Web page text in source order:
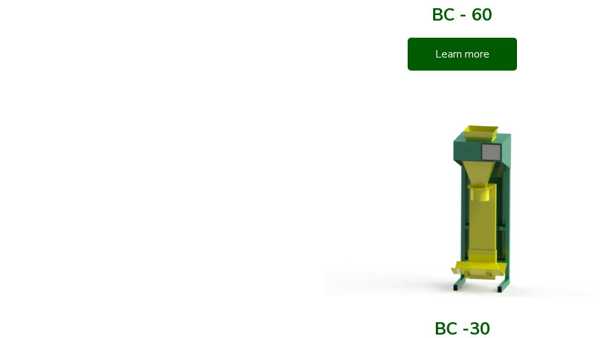
BC - 60
Learn more
BC -30